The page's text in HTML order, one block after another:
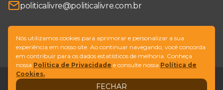
politicalivre@politicalivre.com.br
SIGA-NOS
LegalFale conosco
Nós utilizamos cookies para aprimorar e personalizar a sua
experiência em nosso site. Ao continuar navegando, você concorda
em contribuir para os dados estatísticos de melhoria. Conheça
nossa Política de Privacidade e consulte nossa Política de
Cookies.
FECHAR